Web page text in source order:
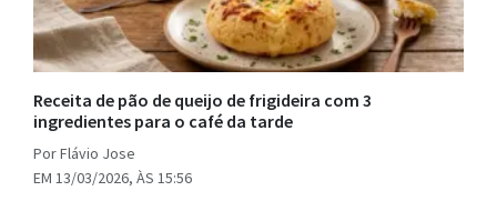
Receita de pão de queijo de frigideira com 3
ingredientes para o café da tarde
Por Flávio Jose
EM 13/03/2026, ÀS 15:56